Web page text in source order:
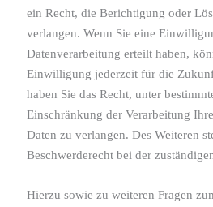
ein Recht, die Berichtigung oder
verlangen. Wenn Sie eine
Datenverarbeitung erteilt haben,
Einwilligung jederzeit für die
haben Sie das Recht, unter
Einschränkung der Verarbeitung
Daten zu verlangen. Des Weiteren
Beschwerderecht bei der
Hierzu sowie zu weiteren Fragen